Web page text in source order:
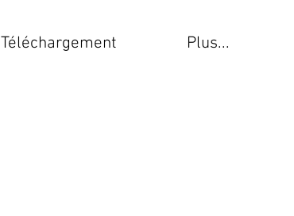
Téléchargement Plus...